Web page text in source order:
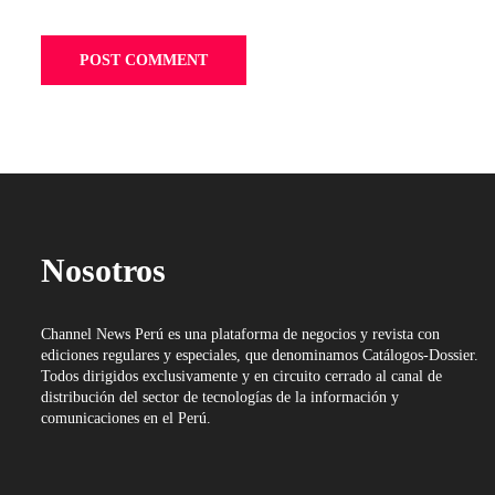
Nosotros
Channel News Perú es una plataforma de negocios y revista con
ediciones regulares y especiales, que denominamos Catálogos-Dossier.
Todos dirigidos exclusivamente y en circuito cerrado al canal de
distribución del sector de tecnologías de la información y
comunicaciones en el Perú.